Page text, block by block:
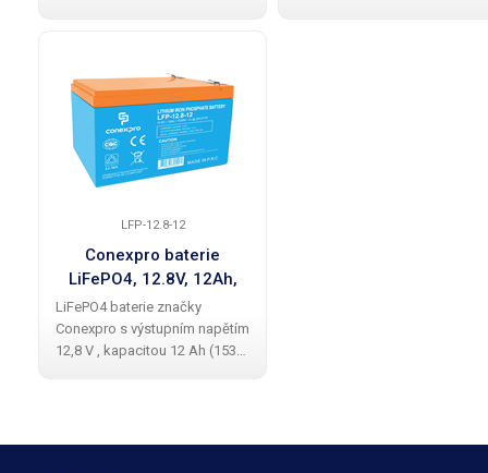
zařízení a inteligentním Battery
LFP-12.8-12
Conexpro baterie
LiFePO4, 12.8V, 12Ah,
Smart BMS
LiFePO4 baterie značky
Conexpro s výstupním napětím
12,8 V , kapacitou 12 Ah (153